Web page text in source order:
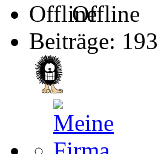
Offline
Beiträge: 193